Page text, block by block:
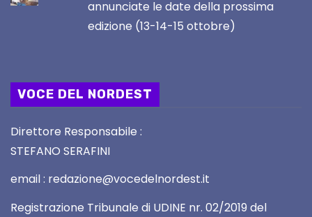
annunciate le date della prossima
edizione (13-14-15 ottobre)
VOCE DEL NORDEST
Direttore Responsabile :
STEFANO SERAFINI
email : redazione@vocedelnordest.it
Registrazione Tribunale di UDINE nr. 02/2019 del